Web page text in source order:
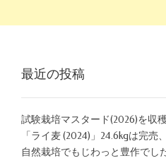
最近の投稿
試験栽培マスタード(2026)を収
「ライ麦 (2024)」24.6kgは完売
自然栽培でもじわっと豊作でし